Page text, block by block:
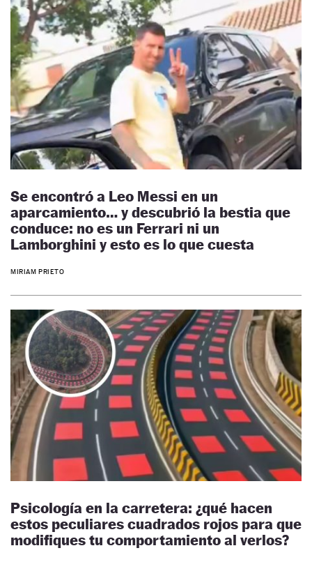
Se encontró a Leo Messi en un
aparcamiento… y descubrió la bestia que
conduce: no es un Ferrari ni un
Lamborghini y esto es lo que cuesta
MIRIAM PRIETO
Psicología en la carretera: ¿qué hacen
estos peculiares cuadrados rojos para que
modifiques tu comportamiento al verlos?